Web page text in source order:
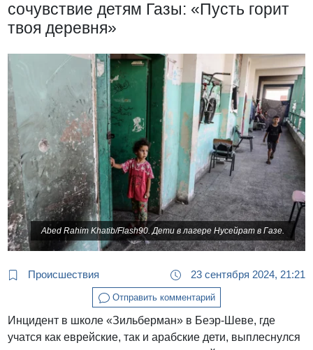
сочувствие детям Газы: «Пусть горит
твоя деревня»
Abed Rahim Khatib/Flash90. Дети в лагере Нусейрат в Газе.
Происшествия 23 сентября 2024, 21:21
Отправить комментарий
Инцидент в школе «Зильберман» в Беэр-Шеве, где
учатся как еврейские, так и арабские дети, выплеснулся